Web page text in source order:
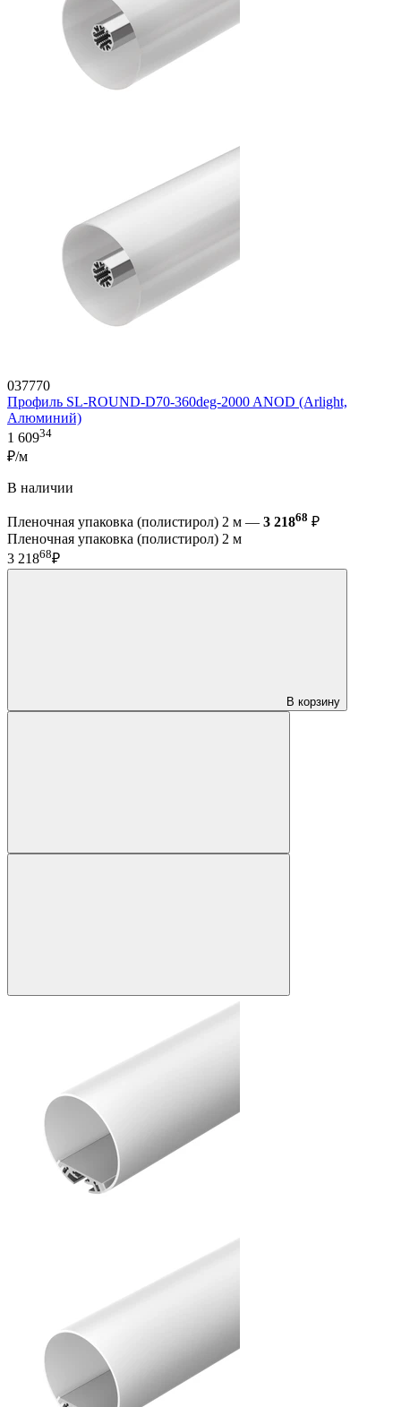
037770
Профиль SL-ROUND-D70-360deg-2000 ANOD (Arlight,
Алюминий)
1 60934
₽/м
В наличии
Пленочная упаковка (полистирол) 2 м — 3 21868 ₽
Пленочная упаковка (полистирол) 2 м
3 21868₽
В корзину